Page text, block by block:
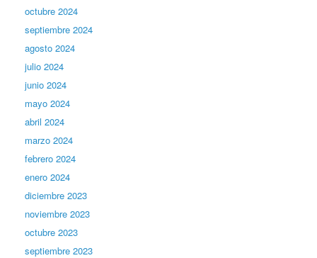
octubre 2024
septiembre 2024
agosto 2024
julio 2024
junio 2024
mayo 2024
abril 2024
marzo 2024
febrero 2024
enero 2024
diciembre 2023
noviembre 2023
octubre 2023
septiembre 2023